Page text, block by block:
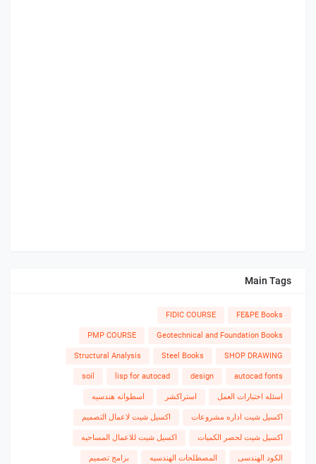
Main Tags
FE&PE Books
FIDIC COURSE
Geotechnical and Foundation Books
PMP COURSE
SHOP DRAWING
Steel Books
Structural Analysis
autocad fonts
design
lisp for autocad
soil
اسئله اختبارات العمل استراكشر اسطوانه هندسيه
اكسيل شيت اداره مشروعات اكسيل شيت لاعمال التصميم
اكسيل شيت لحصر الكميات اكسيل شيت للاعمال المساحيه
الكود الهندسى المصطلحات الهندسيه برامج تصميم